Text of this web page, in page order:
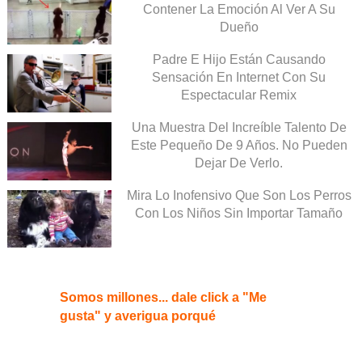
Contener La Emoción Al Ver A Su
Dueño
Padre E Hijo Están Causando
Sensación En Internet Con Su
Espectacular Remix
Una Muestra Del Increíble Talento De
Este Pequeño De 9 Años. No Pueden
Dejar De Verlo.
Mira Lo Inofensivo Que Son Los Perros
Con Los Niños Sin Importar Tamaño
Somos millones... dale click a "Me
gusta" y averigua porqué